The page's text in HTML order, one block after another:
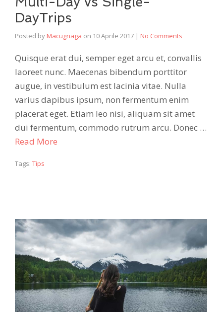
DayTrips
Posted by Macugnaga on 10 Aprile 2017 | No Comments
Quisque erat dui, semper eget arcu et, convallis
laoreet nunc. Maecenas bibendum porttitor
augue, in vestibulum est lacinia vitae. Nulla
varius dapibus ipsum, non fermentum enim
placerat eget. Etiam leo nisi, aliquam sit amet
dui fermentum, commodo rutrum arcu. Donec …
Read More
Tags: Tips